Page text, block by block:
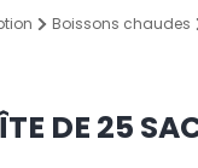
Boissons chaudes
DE 25